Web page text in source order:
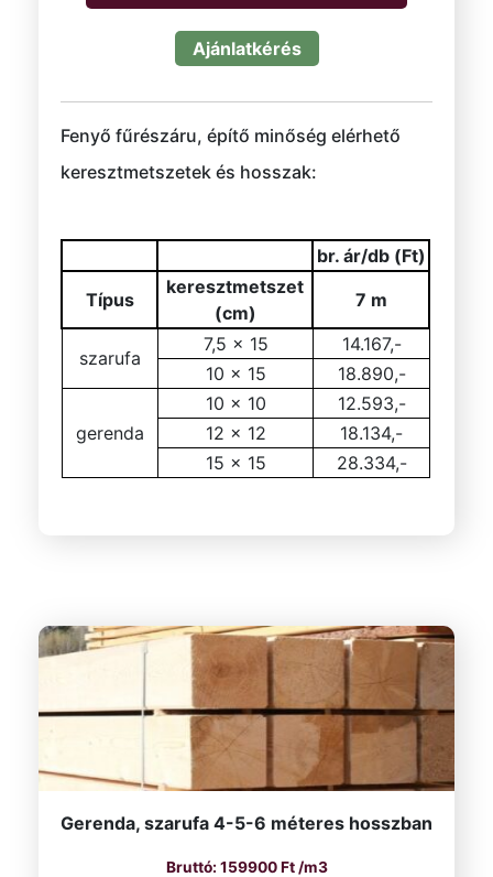
Ajánlatkérés
Fenyő fűrészáru, építő minőség elérhető
keresztmetszetek és hosszak:
br. ár/db (Ft)
Típus
keresztmetszet
(cm)
7 m
szarufa
7,5 x 15
14.167,-
10 x 15
18.890,-
gerenda
10 x 10
12.593,-
12 x 12
18.134,-
15 x 15
28.334,-
Gerenda, szarufa 4-5-6 méteres hosszban
159900Ft/m3